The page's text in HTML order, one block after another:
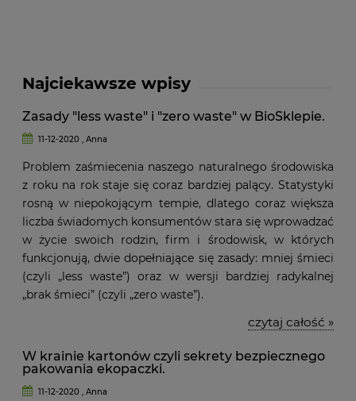
Najciekawsze wpisy
Zasady "less waste" i "zero waste" w BioSklepie.
11-12-2020 , Anna
Problem zaśmiecenia naszego naturalnego środowiska
z roku na rok staje się coraz bardziej palący. Statystyki
rosną w niepokojącym tempie, dlatego coraz większa
liczba świadomych konsumentów stara się wprowadzać
w życie swoich rodzin, firm i środowisk, w których
funkcjonują, dwie dopełniające się zasady: mniej śmieci
(czyli „less waste”) oraz w wersji bardziej radykalnej
„brak śmieci” (czyli „zero waste”).
czytaj całość »
W krainie kartonów czyli sekrety bezpiecznego
pakowania ekopaczki.
11-12-2020 , Anna